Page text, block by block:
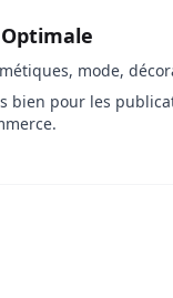
mode,
bien pour les